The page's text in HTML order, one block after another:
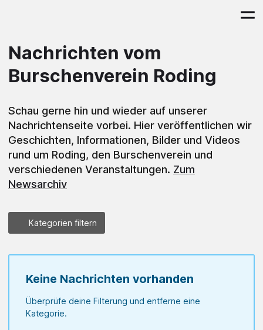
Nachrichten vom
Burschenverein Roding
Schau gerne hin und wieder auf unserer
Nachrichtenseite vorbei. Hier veröffentlichen wir
Geschichten, Informationen, Bilder und Videos
rund um Roding, den Burschenverein und
verschiedenen Veranstaltungen. Zum
Newsarchiv
Kategorien filtern
Keine Nachrichten vorhanden
Überprüfe deine Filterung und entferne eine
Kategorie.